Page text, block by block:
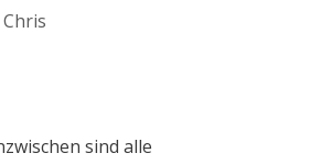
Chris
sind alle